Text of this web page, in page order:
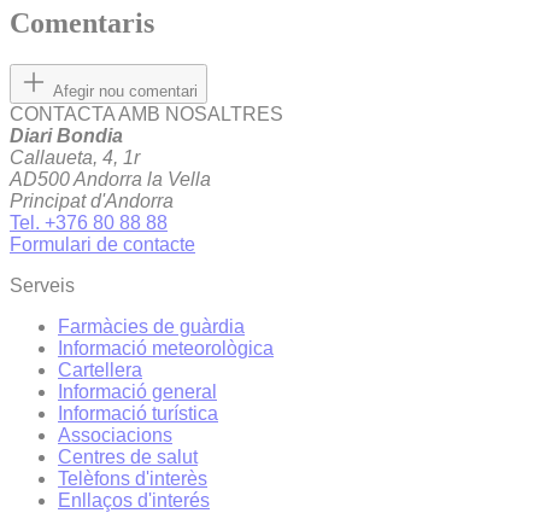
Comentaris
Afegir nou comentari
CONTACTA AMB NOSALTRES
Diari Bondia
Callaueta, 4, 1r
AD500 Andorra la Vella
Principat d'Andorra
Tel. +376 80 88 88
Formulari de contacte
Serveis
Farmàcies de guàrdia
Informació meteorològica
Cartellera
Informació general
Informació turística
Associacions
Centres de salut
Telèfons d'interès
Enllaços d'interés